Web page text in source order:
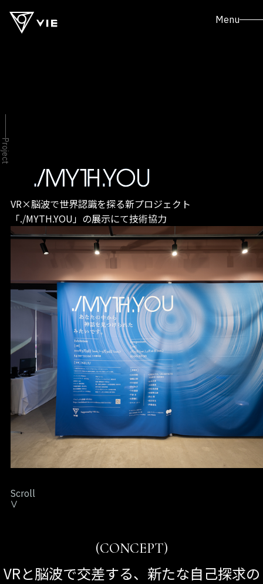
Menu
Project
VR×脳波で世界認識を探る新プロジェクト
「./MYTH.YOU」の展示にて技術協力
Scroll
(CONCEPT)
VRと脳波で交差する、新たな自己探求の